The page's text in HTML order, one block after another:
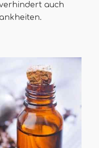
auch